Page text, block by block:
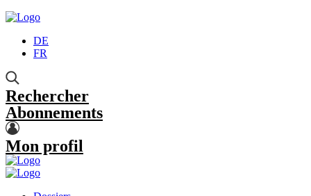
DE
FR
Rechercher
Abonnements
Mon profil